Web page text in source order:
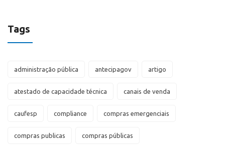
Tags
administração pública antecipagov artigo
atestado de capacidade técnica canais de venda
caufesp compliance compras emergenciais
compras publicas compras públicas